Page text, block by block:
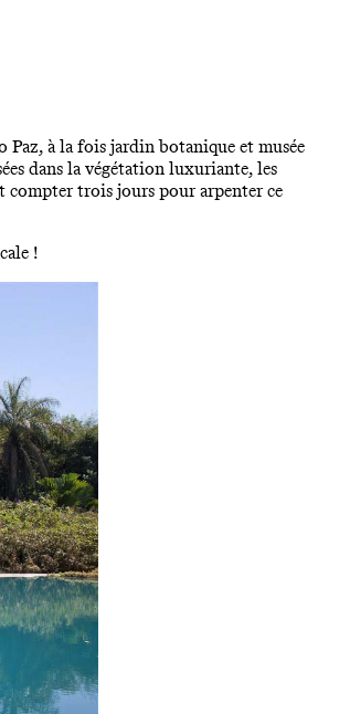
Paz, à la fois jardin botanique et musée
dans la végétation luxuriante, les
compter trois jours pour arpenter ce
!